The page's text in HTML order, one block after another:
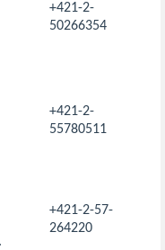
+421-2-
50266354
+421-2-
55780511
+421-2-57-
264220